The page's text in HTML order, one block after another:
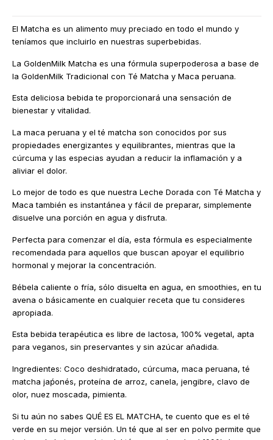
El Matcha es un alimento muy preciado en todo el mundo y
teníamos que incluirlo en nuestras superbebidas.
La GoldenMilk Matcha es una fórmula superpoderosa a base de
la GoldenMilk Tradicional con Té Matcha y Maca peruana.
Esta deliciosa bebida te proporcionará una sensación de
bienestar y vitalidad.
La maca peruana y el té matcha son conocidos por sus
propiedades energizantes y equilibrantes, mientras que la
cúrcuma y las especias ayudan a reducir la inflamación y a
aliviar el dolor.
Lo mejor de todo es que nuestra Leche Dorada con Té Matcha y
Maca también es instantánea y fácil de preparar, simplemente
disuelve una porción en agua y disfruta.
Perfecta para comenzar el día, esta fórmula es especialmente
recomendada para aquellos que buscan apoyar el equilibrio
hormonal y mejorar la concentración.
Bébela caliente o fría, sólo disuelta en agua, en smoothies, en tu
avena o básicamente en cualquier receta que tu consideres
apropiada.
Esta bebida terapéutica es libre de lactosa, 100% vegetal, apta
para veganos, sin preservantes y sin azúcar añadida.
Ingredientes: Coco deshidratado, cúrcuma, maca peruana, té
matcha jaṕonés, proteína de arroz, canela, jengibre, clavo de
olor, nuez moscada, pimienta.
Si tu aún no sabes QUÉ ES EL MATCHA, te cuento que es el té
verde en su mejor versión. Un té que al ser en polvo permite que